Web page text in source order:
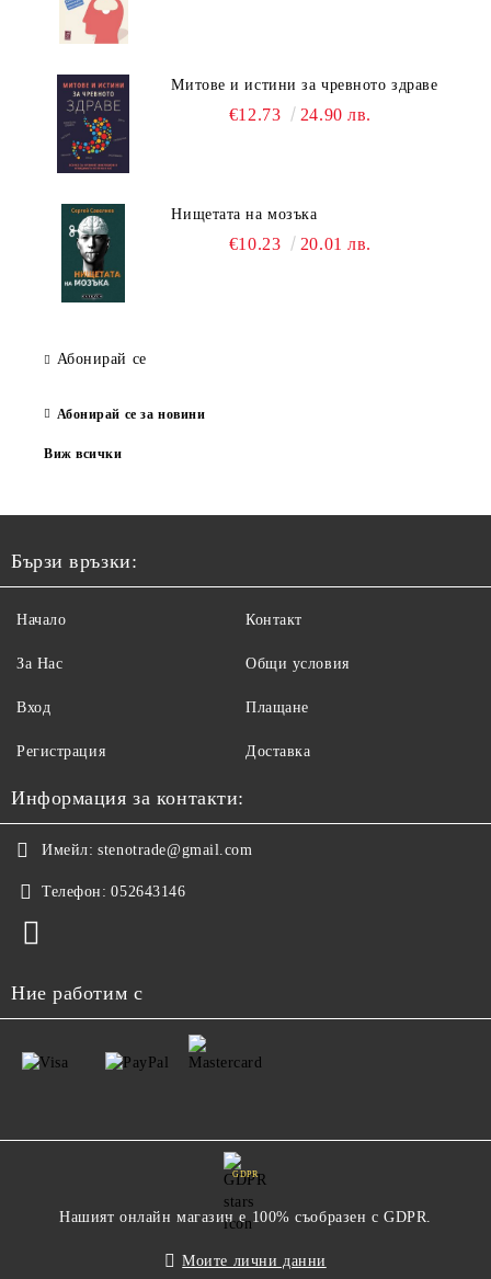
Митове и истини за чревното здраве
€12.73 24.90 лв.
Нищетата на мозъка
€10.23 20.01 лв.
Абонирай се
Абонирай се за новини
Виж всички
Бързи връзки:
Начало
За Нас
Вход
Регистрация
Контакт
Общи условия
Плащане
Доставка
Информация за контакти:
Имейл: stenotrade@gmail.com
Телефон: 052643146
Ние работим с
GDPR
Нашият онлайн магазин е 100% съобразен с GDPR.
Моите лични данни